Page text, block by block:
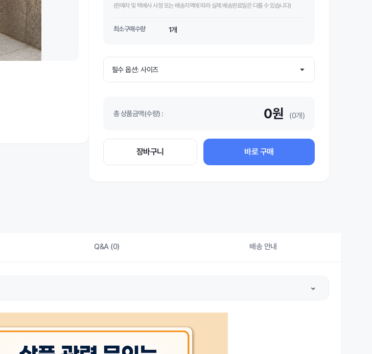
(판매자 및 택배사 사정 또는 배송지역에 따라 실제 배송완료일은 다를 수 있습니다)
최소구매수량 1개
총 상품금액(수량) : 0원 (0개)
장바구니 바로 구매
Q&A (0) 배송 안내
색상 상품 상세설명 참조